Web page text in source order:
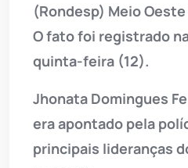
(Rondesp) Meio
O fato foi registrado
quinta-feira (12).
Jhonata Domingues
era apontado pela
principais lideranças